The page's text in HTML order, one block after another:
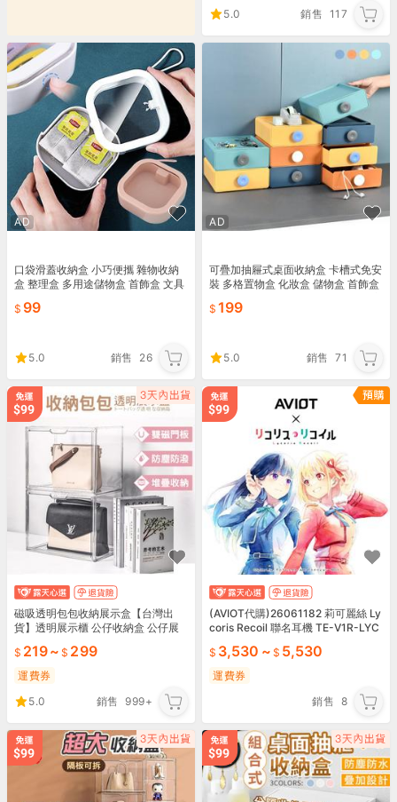
5.0 銷售 117
AD
口袋滑蓋收納盒 小巧便攜 雜物收納
盒 整理盒 多用途儲物盒 首飾盒 文具
翰家庭百貨
99
5.0 銷售 26
AD
可疊加抽屜式桌面收納盒 卡槽式免安
裝 多格置物盒 化妝盒 儲物盒 首飾盒
庭百貨
199
5.0 銷售 71
磁吸透明包包收納展示盒【台灣出
貨】透明展示櫃 公仔收納盒 公仔展
P056T P074
219~ 299
運費券
5.0
銷售 999+
(AVIOT代購)26061182 莉可麗絲 Ly
coris Recoil 聯名耳機 TE-V1R-LYC
3,530 ~ 5,530
運費券
銷售 8